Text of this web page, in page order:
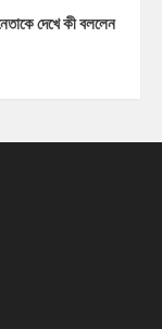
দেখে কী বললেন